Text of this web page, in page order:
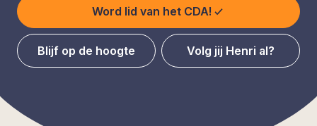
Word lid van het CDA!
Blijf op de hoogte Volg jij Henri al?